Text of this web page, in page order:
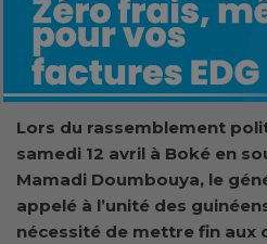
Lors du rassemblement
samedi 12 avril à Boké en
Mamadi Doumbouya, le
appelé à l’unité des g
nécessité de mettre fin aux